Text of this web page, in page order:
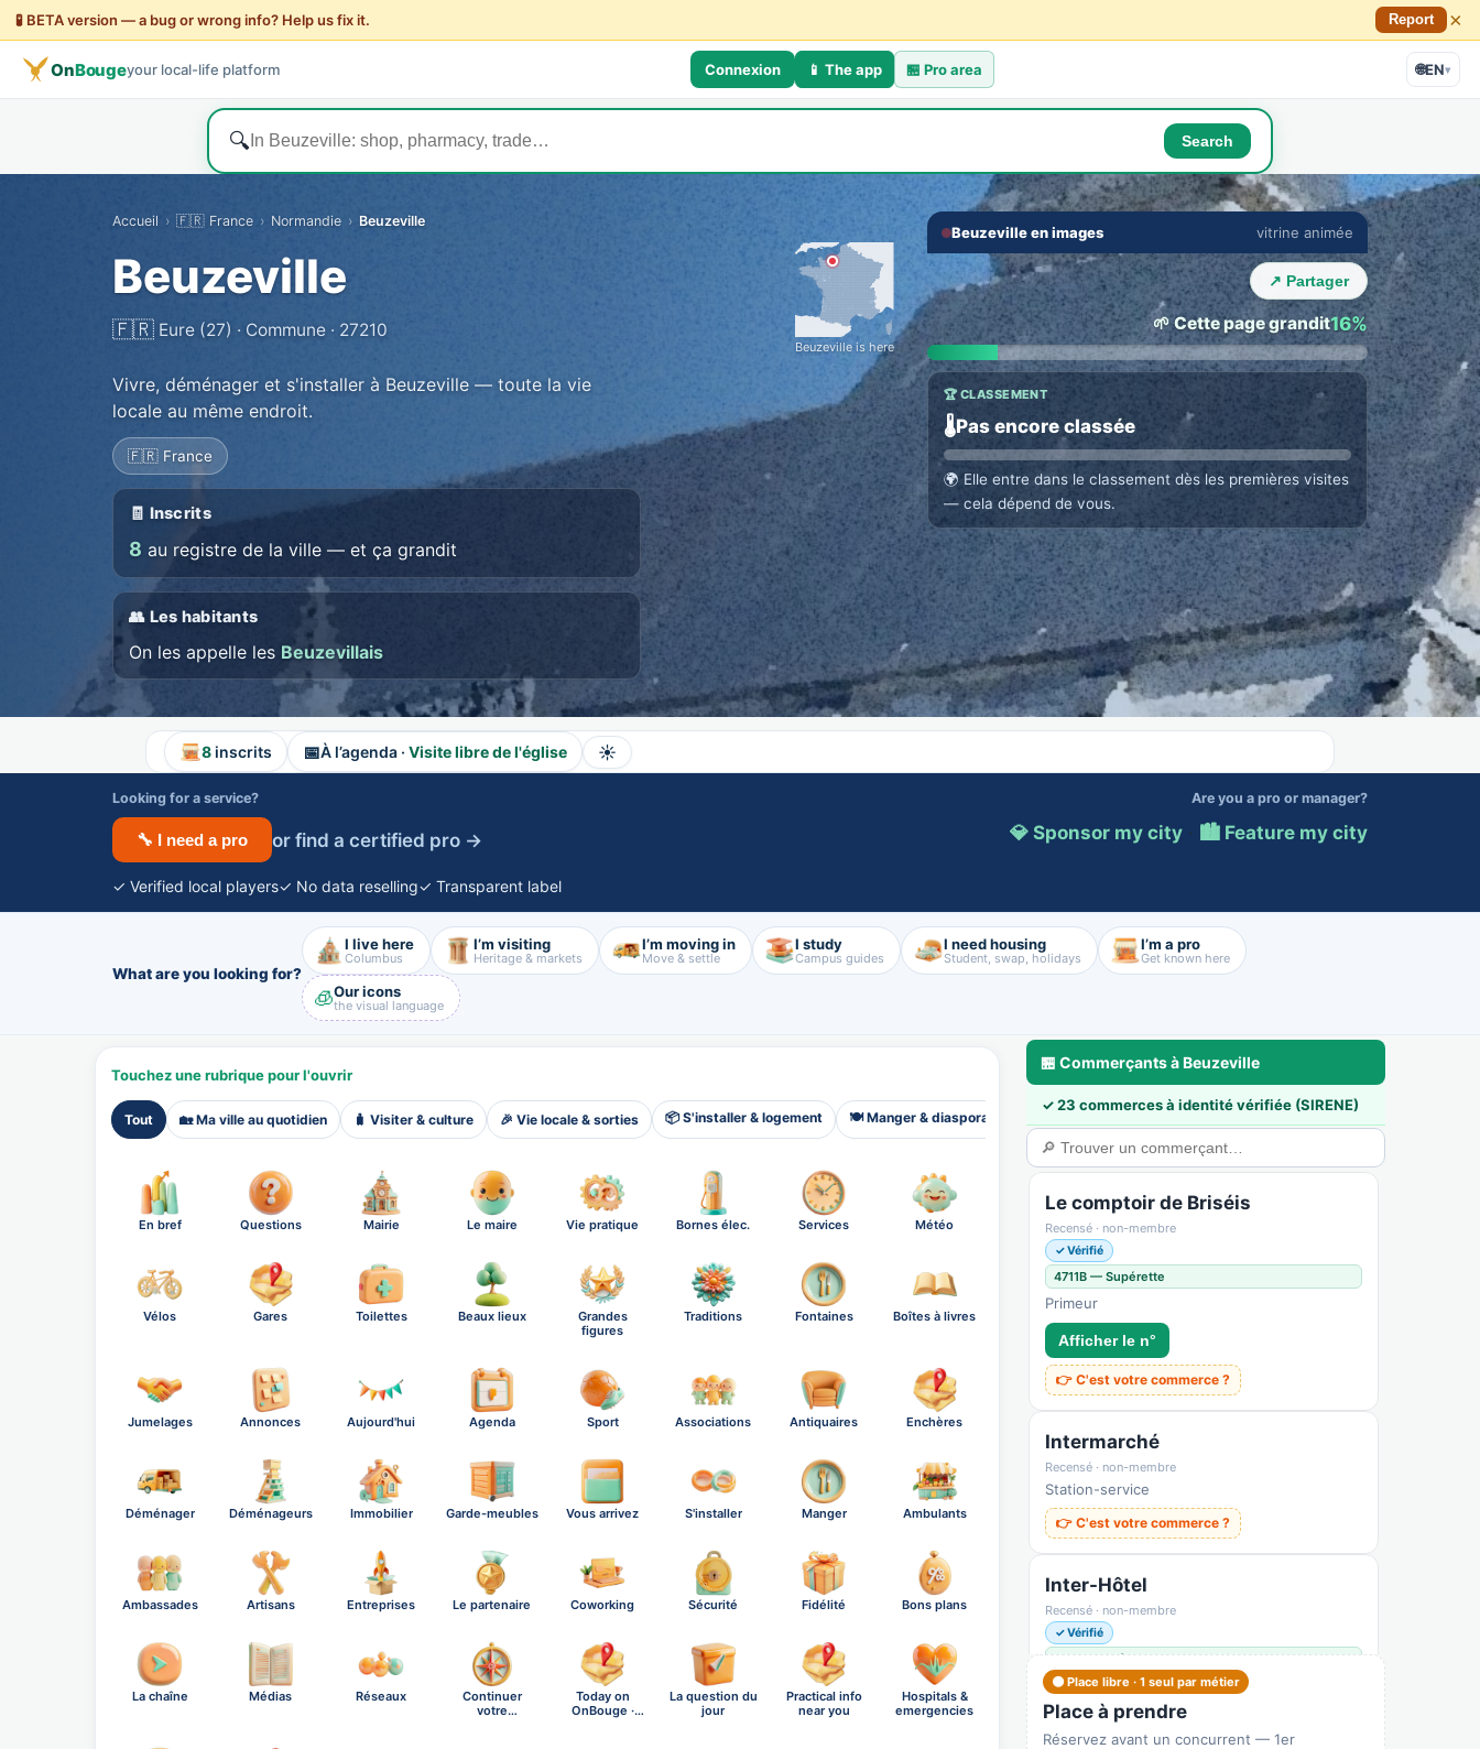
🧪 BETA version — a bug or wrong info? Help us fix it. Report ×
OnBougeyour local-life platform Connexion 📱 The app 🏪Pro area 🌐EN▾
🔍 Search
Accueil › 🇫🇷 France › Normandie › Beuzeville
Beuzeville
🇫🇷 Eure (27) · Commune · 27210
Beuzeville is here
Vivre, déménager et s'installer à Beuzeville — toute la vie
locale au même endroit.
🇫🇷 France
🧾 Inscrits
8 au registre de la ville — et ça grandit
👥 Les habitants
On les appelle les Beuzevillais
Beuzeville en images vitrine animée
‹ ›
🔇 ⛶
↗ Partager
🌱 Cette page grandit16%
🏆 CLASSEMENT
🌡️Pas encore classée
🌍 Elle entre dans le classement dès les premières visites
— cela dépend de vous.
8inscrits 📅À l’agenda · Visite libre de l'église ☀️
Looking for a service?
🔧 I need a pro or find a certified pro →
Are you a pro or manager?
💎 Sponsor my city · 🏙️ Feature my city
✓ Verified local players✓ No data reselling✓ Transparent label
What are you looking for?
I live here
Columbus
I’m visiting
Heritage & markets
I’m moving in
Move & settle
I study
Campus guides
I need housing
Student, swap, holidays
I’m a pro
Get known here
🧊Our icons
the visual language
Touchez une rubrique pour l'ouvrir
Tout 🏡 Ma ville au quotidien 🧳 Visiter & culture 🎉 Vie locale & sorties 📦 S'installer & logement 🍽️ Manger & diaspora
En bref Questions Mairie Le maire Vie pratique Bornes élec. Services Météo
Vélos Gares Toilettes Beaux lieux
Grandes
figures
Traditions Fontaines Boîtes à livres
Jumelages Annonces Aujourd'hui Agenda Sport Associations Antiquaires Enchères
Déménager Déménageurs Immobilier Garde-meubles Vous arrivez S'installer Manger Ambulants
Ambassades Artisans Entreprises Le partenaire Coworking Sécurité Fidélité Bons plans
La chaîne Médias Réseaux
Continuer
votre
Today on
OnBouge ·
La question du
jour
Practical info
near you
Hospitals &
emergencies
🏪 Commerçants à Beuzeville
✓ 23 commerces à identité vérifiée (SIRENE)
Le comptoir de Briséis
Recensé · non-membre
✓ Vérifié
4711B — Supérette
Primeur
Afficher le n°
👉 C'est votre commerce ?
Intermarché
Recensé · non-membre
Station-service
👉 C'est votre commerce ?
Inter-Hôtel
Recensé · non-membre
✓ Vérifié
5510Z — Hébergement
Hôtel
🌐 Voir le site
🟠 Place libre · 1 seul par métier
Place à prendre
Réservez avant un concurrent — 1er